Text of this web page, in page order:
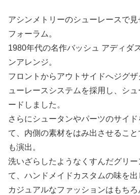
アシンメトリーのシューレースで
フォーラム。
1980年代の名作バッシュ アディダ
ンアレンジ。
フロントからアウトサイドへジグ
ューレースシステムを採用し、シ
ードしました。
さらにシュータンやパーツのサイ
て、内側の素材をはみ出させるこ
も演出。
洗いざらしたようなくすんだグリ
て、ハンドメイドカスタムの味を出
カジュアルなファッションはもち